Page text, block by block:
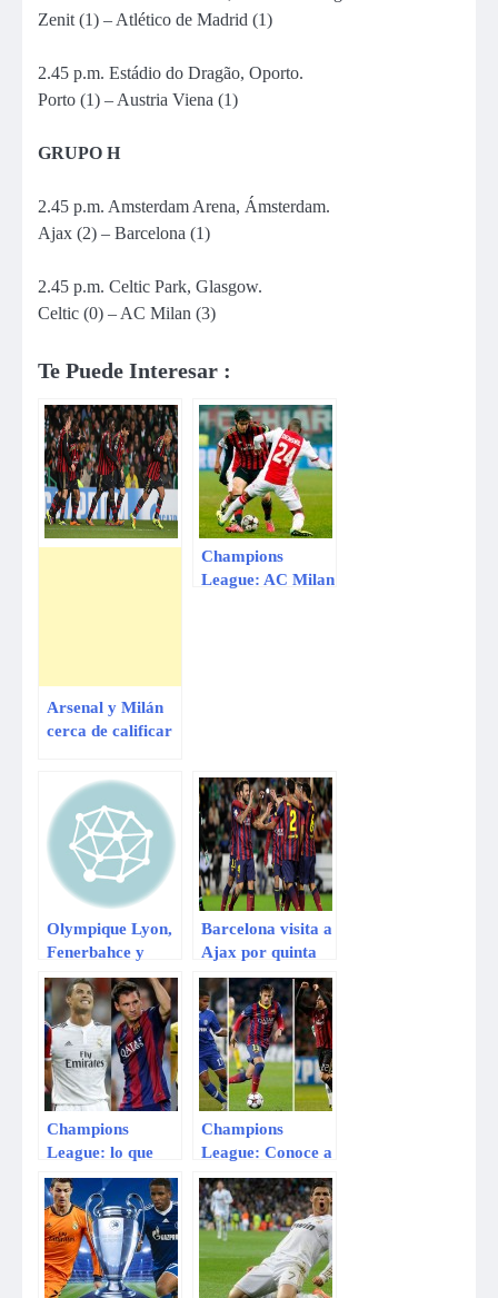
Zenit (1) – Atlético de Madrid (1)
2.45 p.m. Estádio do Dragão, Oporto.
Porto (1) – Austria Viena (1)
GRUPO H
2.45 p.m. Amsterdam Arena, Ámsterdam.
Ajax (2) – Barcelona (1)
2.45 p.m. Celtic Park, Glasgow.
Celtic (0) – AC Milan (3)
Te Puede Interesar :
Arsenal y Milán
cerca de calificar
de la Champions
Champions
League: AC Milan
Olympique Lyon,
Fenerbahce y
Basilea avanzan
en Champions
League
Barcelona visita a
Ajax por quinta
fecha de la
Champions
League
Champions
League: lo que
debes saber del
sorteo de hoy
Champions
League: Conoce a
los 16 clasificados
a octavos de final